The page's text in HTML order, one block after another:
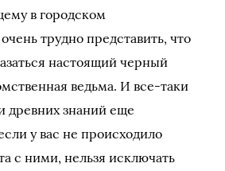
в городском
трудно представить, что
настоящий черный
ведьма. И все-таки
древних знаний еще
у вас не происходило
с ними, нельзя исключать